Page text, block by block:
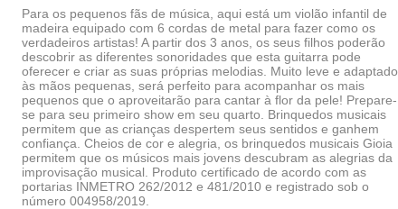
Para os pequenos fãs de música, aqui está um violão infantil de
madeira equipado com 6 cordas de metal para fazer como os
verdadeiros artistas! A partir dos 3 anos, os seus filhos poderão
descobrir as diferentes sonoridades que esta guitarra pode
oferecer e criar as suas próprias melodias. Muito leve e adaptado
às mãos pequenas, será perfeito para acompanhar os mais
pequenos que o aproveitarão para cantar à flor da pele! Prepare-
se para seu primeiro show em seu quarto. Brinquedos musicais
permitem que as crianças despertem seus sentidos e ganhem
confiança. Cheios de cor e alegria, os brinquedos musicais Gioia
permitem que os músicos mais jovens descubram as alegrias da
improvisação musical. Produto certificado de acordo com as
portarias INMETRO 262/2012 e 481/2010 e registrado sob o
número 004958/2019.